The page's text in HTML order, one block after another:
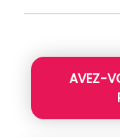
AVEZ-